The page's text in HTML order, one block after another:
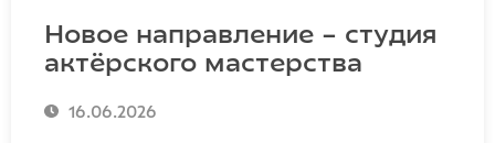
Новое направление – студия
актёрского мастерства
16.06.2026